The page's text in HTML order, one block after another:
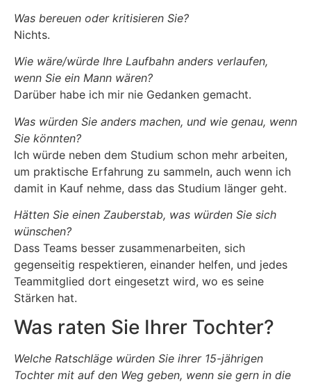
Was bereuen oder kritisieren Sie?
Nichts.
Wie wäre/würde Ihre Laufbahn anders verlaufen,
wenn Sie ein Mann wären?
Darüber habe ich mir nie Gedanken gemacht.
Was würden Sie anders machen, und wie genau, wenn
Sie könnten?
Ich würde neben dem Studium schon mehr arbeiten,
um praktische Erfahrung zu sammeln, auch wenn ich
damit in Kauf nehme, dass das Studium länger geht.
Hätten Sie einen Zauberstab, was würden Sie sich
wünschen?
Dass Teams besser zusammenarbeiten, sich
gegenseitig respektieren, einander helfen, und jedes
Teammitglied dort eingesetzt wird, wo es seine
Stärken hat.
Was raten Sie Ihrer Tochter?
Welche Ratschläge würden Sie ihrer 15-jährigen
Tochter mit auf den Weg geben, wenn sie gern in die